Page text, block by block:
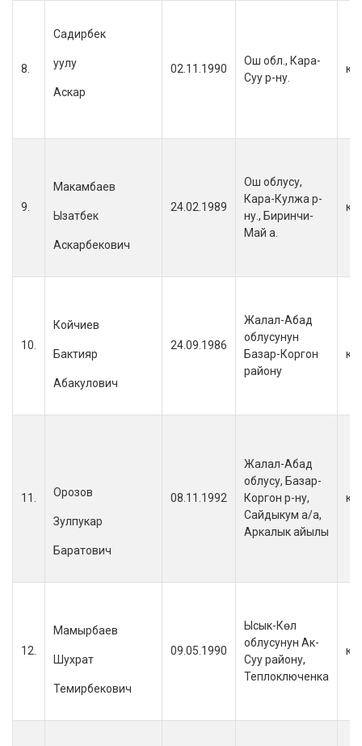
8.
Садирбек
уулу
Аскар
02.11.1990
Ош обл., Кара-
Суу р-ну.
9.
Макамбаев
Ызатбек
Аскарбекович
24.02.1989
Ош облусу,
Кара-Кулжа р-
ну., Биринчи-
Май а.
10.
Койчиев
Бактияр
Абакулович
24.09.1986
Жалал-Абад
облусунун
Базар-Коргон
району
11. Орозов
Зулпукар
Баратович
08.11.1992
Жалал-Абад
облусу, Базар-
Коргон р-ну,
Сайдыкум а/а,
Аркалык айылы
12.
Мамырбаев
Шухрат
Темирбекович
09.05.1990
Ысык-Көл
облусунун Ак-
Суу району,
Теплоключенка